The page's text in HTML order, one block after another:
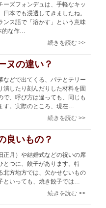
ーズフォンデュは、手軽なキッ
日本でも浸透してきましたね。
ンス語で「溶かす」という意味
な作…
続きを読む >>
ヌの違い？
などで出てくる、パテとテリー
潰したり刻んだりした材料を固
で、呼び方は違っても、同じも
す。実際のところ、現在…
続きを読む >>
良いもの？
正月）や結婚式などの祝いの席
とつに、餃子があります。特
北方地方では、欠かせないもの
といっても、焼き餃子では…
続きを読む >>